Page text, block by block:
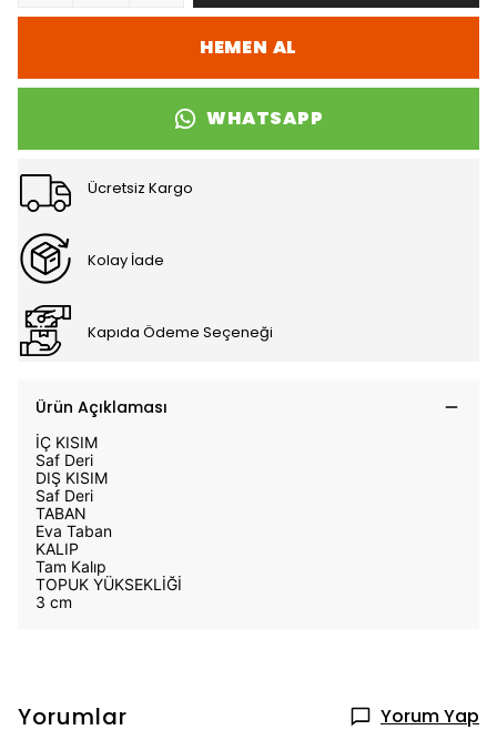
HEMEN AL
WHATSAPP
Ücretsiz Kargo
Kolay İade
Kapıda Ödeme Seçeneği
Ürün Açıklaması
İÇ KISIM
Saf Deri
DIŞ KISIM
Saf Deri
TABAN
Eva Taban
KALIP
Tam Kalıp
TOPUK YÜKSEKLİĞİ
3 cm
Yorumlar Yorum Yap